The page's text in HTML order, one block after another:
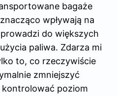
bagaże
wpływają na
do większych
paliwa. Zdarza mi
to, co rzeczywiście
zmniejszyć
poziom